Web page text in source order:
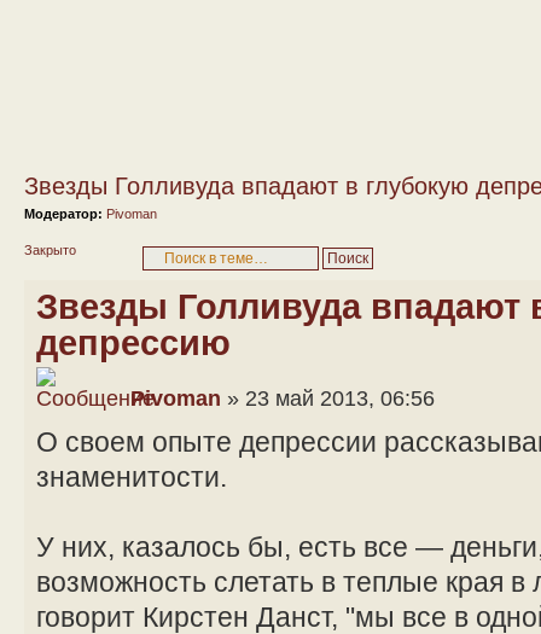
Звезды Голливуда впадают в глубокую
Модератор: Pivoman
Закрыто
Звезды Голливуда впадают
депрессию
Pivoman » 23 май 2013, 06:56
О своем опыте депрессии
знаменитости.
У них, казалось бы, есть все —
возможность слетать в теплые края
говорит Кирстен Данст, "мы все в